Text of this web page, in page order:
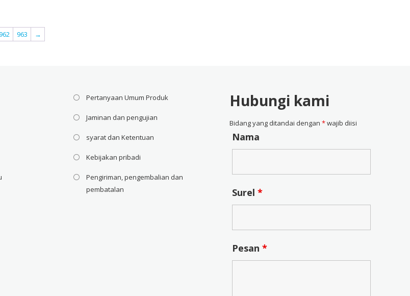
963 →
Pertanyaan Umum Produk
Jaminan dan pengujian
syarat dan Ketentuan
Kebijakan pribadi
Pengiriman, pengembalian dan
pembatalan
Hubungi kami
Bidang yang ditandai dengan*wajib diisi
Nama
Surel*
Pesan*